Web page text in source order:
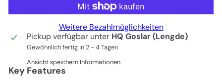
Weitere Bezahlmöglichkeiten
Pickup verfügbar unter HQ Goslar (Lengde)
Gewöhnlich fertig in 2 - 4 Tagen
Ansicht speichern Informationen
Key Features